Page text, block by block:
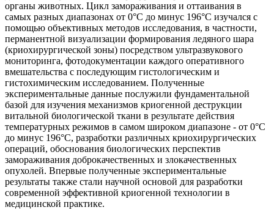
органы животных. Цикл замораживания и оттаивания в
самых разных диапазонах от 0°C до минус 196°C изучался с
помощью объективных методов исследования, в частности,
перманентной визуализации формирования ледяного шара
(криохирургической зоны) посредством ультразвукового
мониторинга, фотодокументации каждого оперативного
вмешательства с последующим гистологическим и
гистохимическим исследованием. Полученные
экспериментальные данные послужили фундаментальной
базой для изучения механизмов криогенной деструкции
витальной биологической ткани в результате действия
температурных режимов в самом широком диапазоне - от 0°C
до минус 196°C, разработки различных криохирургических
операций, обоснования биологических перспектив
замораживания доброкачественных и злокачественных
опухолей. Впервые полученные экспериментальные
результаты также стали научной основой для разработки
современной эффективной криогенной технологии в
медицинской практике.